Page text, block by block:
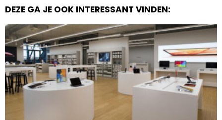
DEZE GA JE OOK INTERESSANT VINDEN: